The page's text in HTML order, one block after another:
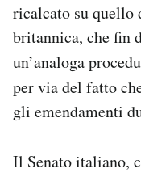
ricalcato su quello
britannica, che fin
un’analoga
per via del fatto
gli emendamenti
Il Senato italiano,